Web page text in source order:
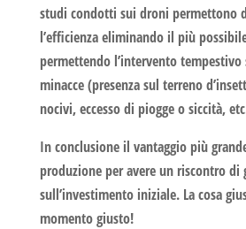
studi condotti sui droni permettono
l’efficienza eliminando il più
permettendo l’intervento
minacce (presenza sul terreno
nocivi, eccesso di piogge o siccità,
In conclusione il vantaggio più
produzione per avere un riscontro di
sull’investimento iniziale. La cosa
momento giusto!